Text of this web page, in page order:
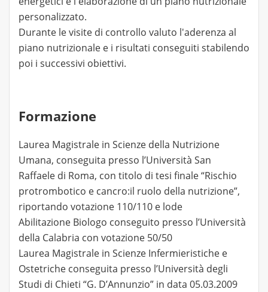
personalizzato.
Durante le visite di controllo valuto l'aderenza al
piano nutrizionale e i risultati conseguiti stabilendo
poi i successivi obiettivi.
Formazione
Laurea Magistrale in Scienze della Nutrizione
Umana, conseguita presso l’Università San
Raffaele di Roma, con titolo di tesi finale “Rischio
protrombotico e cancro:il ruolo della nutrizione”,
riportando votazione 110/110 e lode
Abilitazione Biologo conseguito presso l’Università
della Calabria con votazione 50/50
Laurea Magistrale in Scienze Infermieristiche e
Ostetriche conseguita presso l’Università degli
Studi di Chieti “G. D’Annunzio” in data 05.03.2009